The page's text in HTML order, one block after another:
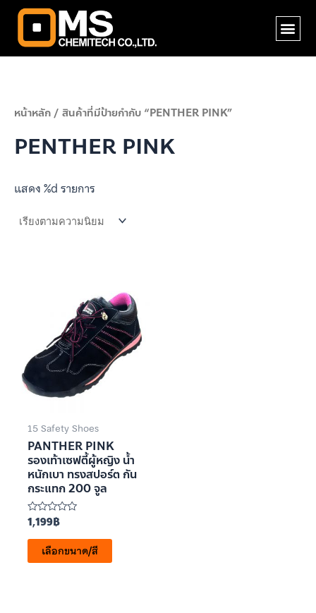
Skip
content
หน้าหลัก/ สินค้าที่มีป้ายกำกับ “PENTHER PINK”
PENTHER PINK
แสดง %d รายการ
15 Safety Shoes
PANTHER PINK
รองเท้าเซฟตี้ผู้หญิง น้ำ
หนักเบา ทรงสปอร์ต กัน
กระแทก 200 จูล
ให้
คะแนน
0
ตั้งแต่
5
1,199฿
เลือกขนาด/สี